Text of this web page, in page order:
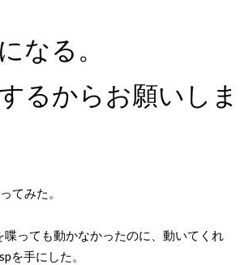
なる。
るからお願いしま
みた。
っても動かなかったのに、動いてくれ
を手にした。